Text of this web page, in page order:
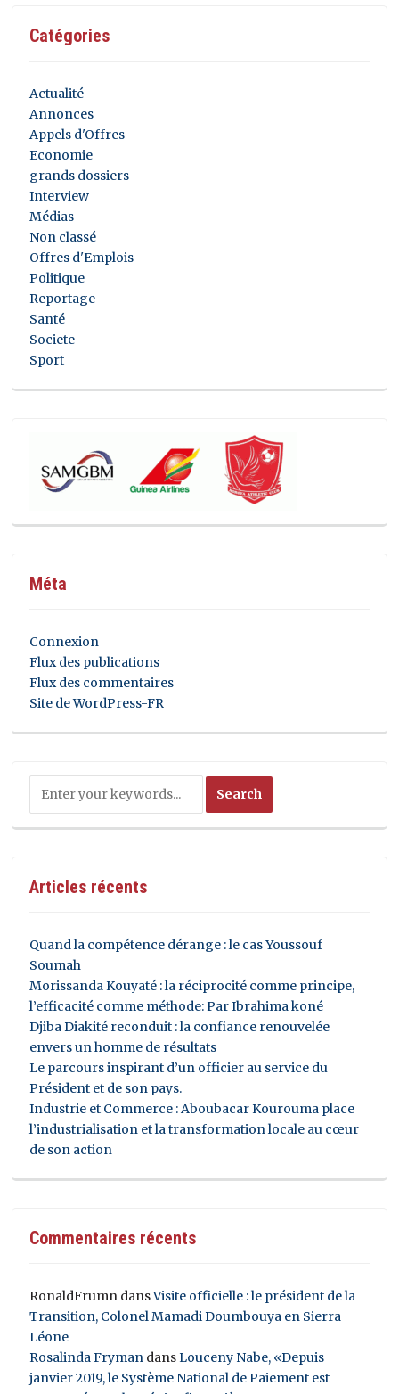
Catégories
Actualité
Annonces
Appels d'Offres
Economie
grands dossiers
Interview
Médias
Non classé
Offres d'Emplois
Politique
Reportage
Santé
Societe
Sport
Méta
Connexion
Flux des publications
Flux des commentaires
Site de WordPress-FR
Articles récents
Quand la compétence dérange : le cas Youssouf
Soumah
Morissanda Kouyaté : la réciprocité comme principe,
l’efficacité comme méthode: Par Ibrahima koné
Djiba Diakité reconduit : la confiance renouvelée
envers un homme de résultats
Le parcours inspirant d’un officier au service du
Président et de son pays.
Industrie et Commerce : Aboubacar Kourouma place
l’industrialisation et la transformation locale au cœur
de son action
Commentaires récents
RonaldFrumn dansVisite officielle : le président de la
Transition, Colonel Mamadi Doumbouya en Sierra
Léone
Rosalinda Fryman dansLouceny Nabe, «Depuis
janvier 2019, le Système National de Paiement est